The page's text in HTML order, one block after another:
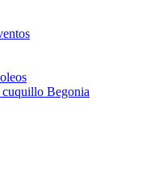
Begonia